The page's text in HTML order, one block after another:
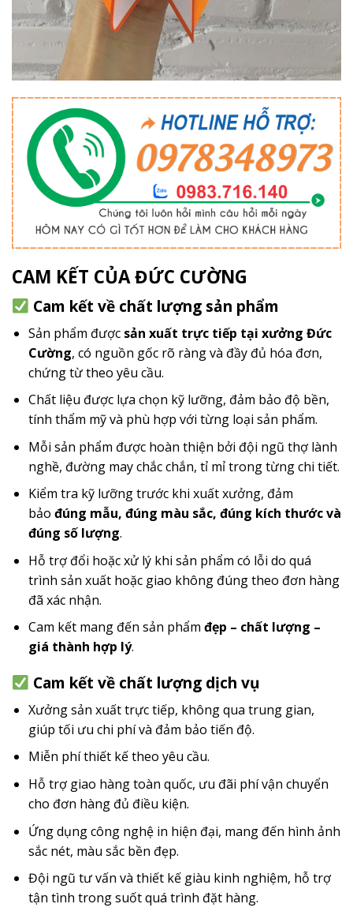
CAM KẾT CỦA ĐỨC CƯỜNG
Cam kết về chất lượng sản phẩm
Sản phẩm được sản xuất trực tiếp tại xưởng Đức
Cường, có nguồn gốc rõ ràng và đầy đủ hóa đơn,
chứng từ theo yêu cầu.
Chất liệu được lựa chọn kỹ lưỡng, đảm bảo độ bền,
tính thẩm mỹ và phù hợp với từng loại sản phẩm.
Mỗi sản phẩm được hoàn thiện bởi đội ngũ thợ lành
nghề, đường may chắc chắn, tỉ mỉ trong từng chi tiết.
Kiểm tra kỹ lưỡng trước khi xuất xưởng, đảm
bảo đúng mẫu, đúng màu sắc, đúng kích thước và
đúng số lượng.
Hỗ trợ đổi hoặc xử lý khi sản phẩm có lỗi do quá
trình sản xuất hoặc giao không đúng theo đơn hàng
đã xác nhận.
Cam kết mang đến sản phẩm đẹp – chất lượng –
giá thành hợp lý.
Cam kết về chất lượng dịch vụ
Xưởng sản xuất trực tiếp, không qua trung gian,
giúp tối ưu chi phí và đảm bảo tiến độ.
Miễn phí thiết kế theo yêu cầu.
Hỗ trợ giao hàng toàn quốc, ưu đãi phí vận chuyển
cho đơn hàng đủ điều kiện.
Ứng dụng công nghệ in hiện đại, mang đến hình ảnh
sắc nét, màu sắc bền đẹp.
Đội ngũ tư vấn và thiết kế giàu kinh nghiệm, hỗ trợ
tận tình trong suốt quá trình đặt hàng.